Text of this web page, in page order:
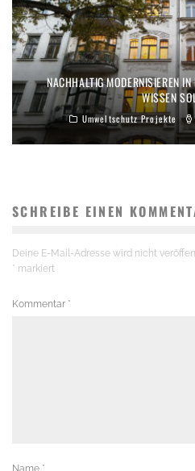
NACHHALTIG MODERNISIEREN
WISSEN
Umweltschutz Projekte
SCHREIBE EINEN
Deine E-Mail-Adresse wird nicht
* markiert
Kommentar *
Name *